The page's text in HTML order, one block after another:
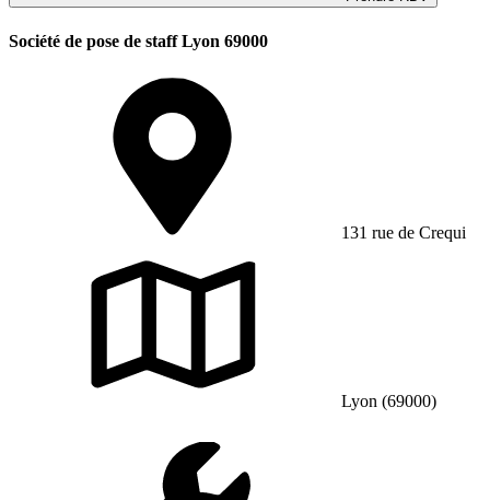
Société de pose de staff Lyon 69000
131 rue de Crequi
Lyon (69000)